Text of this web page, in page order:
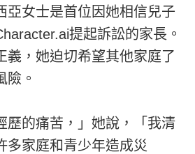
亞女士是首位因她相信兒子
提起訴訟的家長。
義，她迫切希望其他家庭了
險。
歷的痛苦，」她說，「我清
多家庭和青少年造成災